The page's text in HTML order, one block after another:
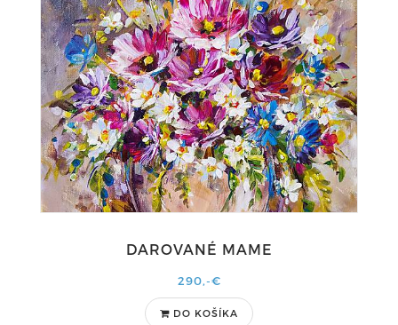
DAROVANÉ MAME
290,-€
DO KOŠÍKA